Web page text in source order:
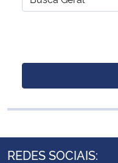
REDES SOCIAIS: